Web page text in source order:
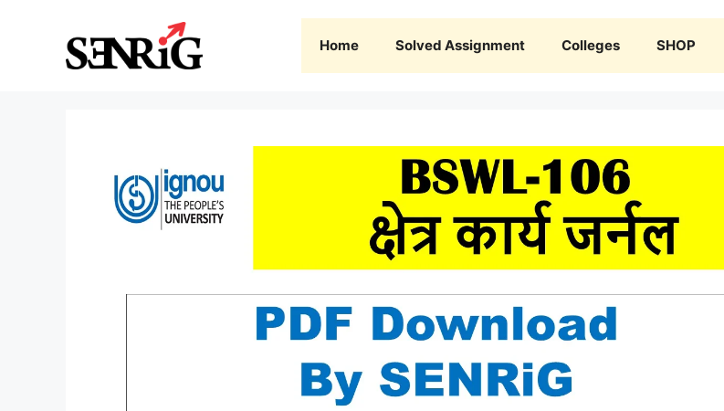
Home Solved Assignment Colleges SHOP